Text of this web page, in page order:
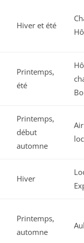
Hiver et été
Printemps,
été
Printemps,
début
automne
Hiver
Printemps,
automne